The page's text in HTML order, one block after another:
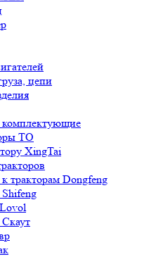
цепи
комплектующие
ТО
XingTai
тракторам Dongfeng